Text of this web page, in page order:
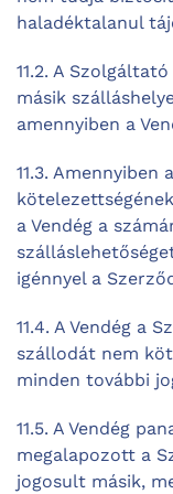
haladéktalanul
11.2. A
másik
amennyiben a
11.3. Amennyiben
a Vendég a
igénnyel a
11.4. A Vendég a
szállodát nem
minden további
11.5. A Vendég
megalapozott a
jogosult másik,